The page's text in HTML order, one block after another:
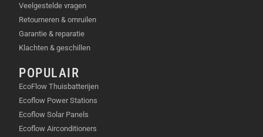
Veelgestelde vragen
Retourneren & omruilen
Garantie & reparatie
Klachten & geschillen
POPULAIR
EcoFlow Thuisbatterijen
Ecoflow Power Stations
Ecoflow Solar Panels
Ecoflow Airconditioners